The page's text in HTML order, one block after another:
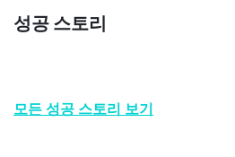
성공 스토리
모든 성공 스토리 보기